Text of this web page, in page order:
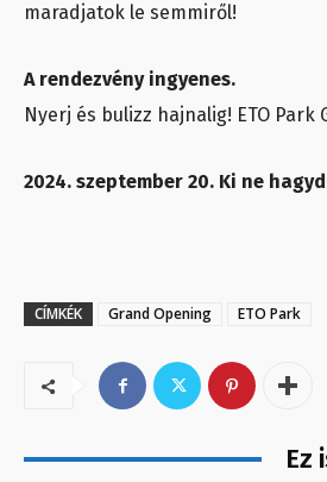
maradjatok le semmiről!
A rendezvény ingyenes.
Nyerj és bulizz hajnalig! ETO Park
2024. szeptember 20. Ki ne
CÍMKÉK Grand Opening ETO Park
Ez